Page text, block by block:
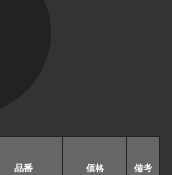
品番 価格 備考